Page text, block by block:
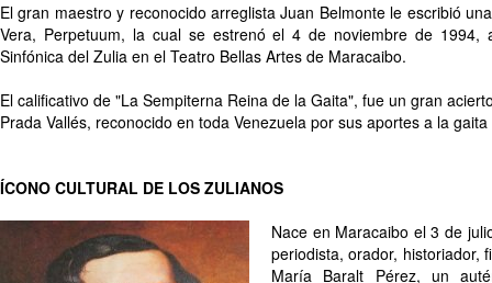
El gran maestro y reconocido arreglista Juan Belmonte le escribió
Vera, Perpetuum, la cual se estrenó el 4 de noviembre de 1994,
Sinfónica del Zulia en el Teatro Bellas Artes de Maracaibo.
El calificativo de "La Sempiterna Reina de la Gaita", fue un gran
Prada Vallés, reconocido en toda Venezuela por sus aportes a la
ÍCONO CULTURAL DE LOS ZULIANOS
Nace en Maracaibo el 3 de
periodista, orador, historiador,
María Baralt Pérez, un